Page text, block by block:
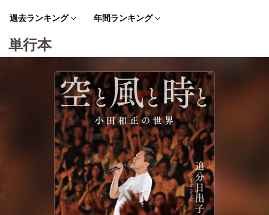
過去ランキング 年間ランキング
単行本